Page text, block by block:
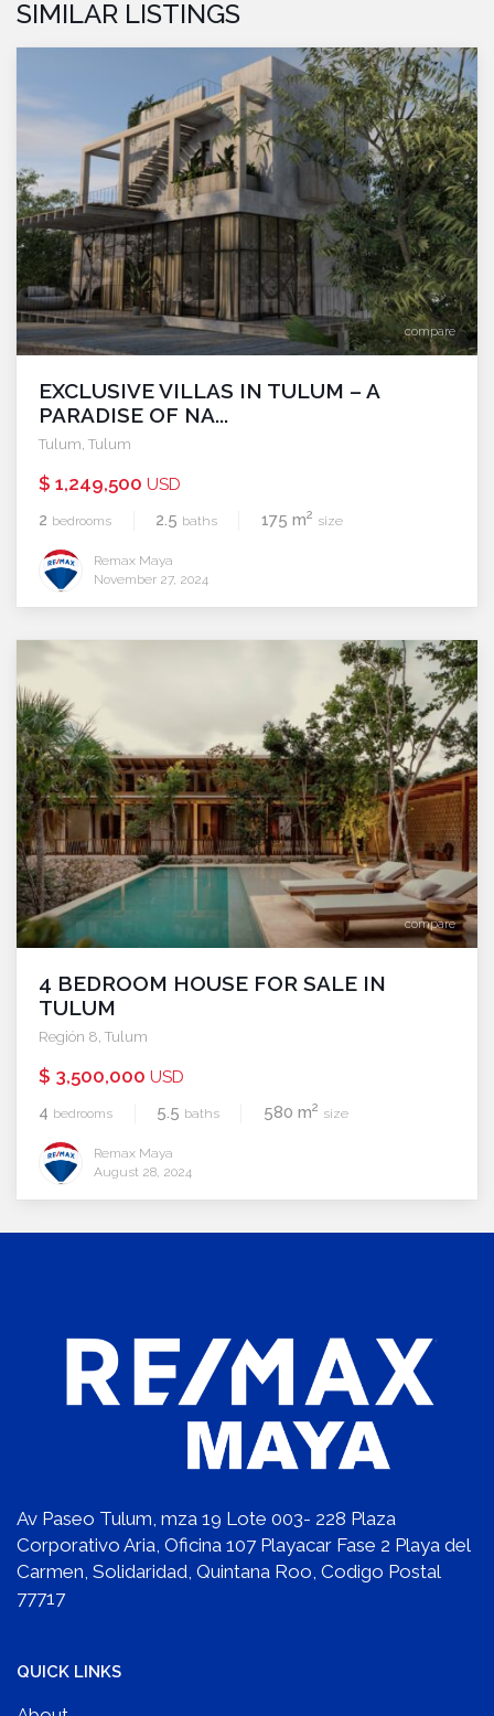
SIMILAR LISTINGS
compare
EXCLUSIVE VILLAS IN TULUM – A
PARADISE OF NA...
Tulum Tulum
$ 1,249,500 USD
2 bedrooms 2.5 baths 175 m2 size
Remax Maya
November 27, 2024
compare
4 BEDROOM HOUSE FOR SALE IN
TULUM
Región 8 Tulum
$ 3,500,000 USD
4 bedrooms 5.5 baths 580 m2 size
Remax Maya
August 28, 2024
Av Paseo Tulum, mza 19 Lote 003- 228 Plaza
Corporativo Aria, Oficina 107 Playacar Fase 2 Playa del
Carmen, Solidaridad, Quintana Roo, Codigo Postal
77717
QUICK LINKS